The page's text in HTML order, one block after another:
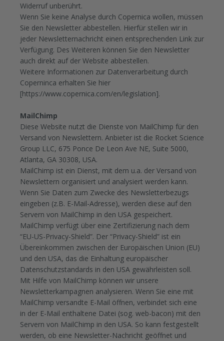
Widerruf unberührt.
Wenn Sie keine Analyse durch Copernica wollen, müssen
Sie den Newsletter abbestellen. Hierfür stellen wir in
jeder Newsletternachricht einen entsprechenden Link zur
Verfügung. Des Weiteren können Sie den Newsletter
auch direkt auf der Website abbestellen.
Weitere Informationen zur Datenverarbeitung durch
Coperninca erhalten Sie hier
[https://www.copernica.com/en/legislation].
MailChimp
Diese Website nutzt die Dienste von MailChimp für den
Versand von Newslettern. Anbieter ist die Rocket Science
Group LLC, 675 Ponce De Leon Ave NE, Suite 5000,
Atlanta, GA 30308, USA.
MailChimp ist ein Dienst, mit dem u.a. der Versand von
Newslettern organisiert und analysiert werden kann.
Wenn Sie Daten zum Zwecke des Newsletterbezugs
eingeben (z.B. E-Mail-Adresse), werden diese auf den
Servern von MailChimp in den USA gespeichert.
MailChimp verfügt über eine Zertifizierung nach dem
“EU-US-Privacy-Shield”. Der “Privacy-Shield” ist ein
Übereinkommen zwischen der Europäischen Union (EU)
und den USA, das die Einhaltung europäischer
Datenschutzstandards in den USA gewährleisten soll.
Mit Hilfe von MailChimp können wir unsere
Newsletterkampagnen analysieren. Wenn Sie eine mit
MailChimp versandte E-Mail öffnen, verbindet sich eine
in der E-Mail enthaltene Datei (sog. web-bacon) mit den
Servern von MailChimp in den USA. So kann festgestellt
werden, ob eine Newsletter-Nachricht geöffnet und